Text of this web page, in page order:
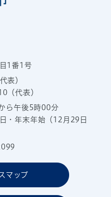
1番1号
代表）
（代表）
ら午後5時00分
・年末年始（12月29日
マップ